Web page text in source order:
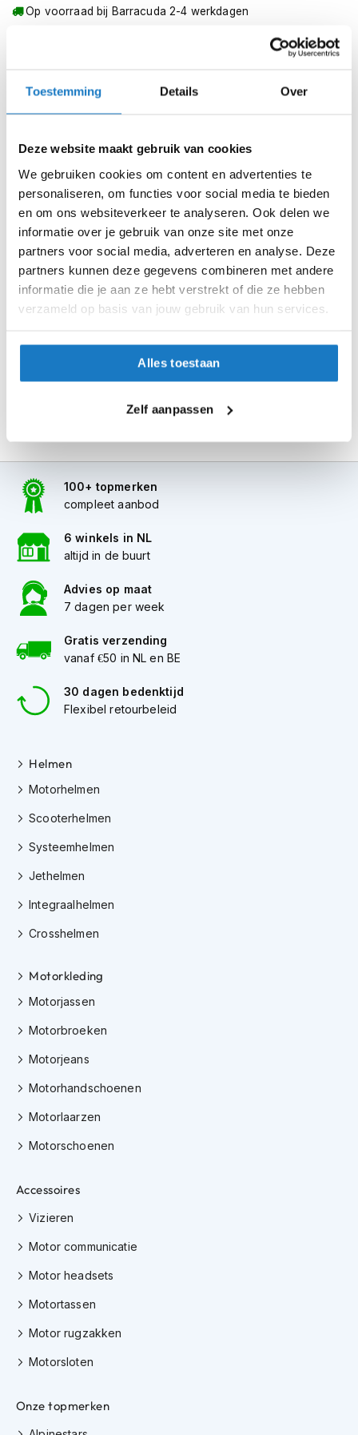
Toestemming Details Over
Deze website maakt gebruik van cookies
We gebruiken cookies om content en advertenties te
personaliseren, om functies voor social media te bieden
en om ons websiteverkeer te analyseren. Ook delen we
informatie over je gebruik van onze site met onze
partners voor social media, adverteren en analyse. Deze
partners kunnen deze gegevens combineren met andere
informatie die je aan ze hebt verstrekt of die ze hebben
verzameld op basis van jouw gebruik van hun services.
Alles toestaan
Zelf aanpassen
m
e
l
e
m
o
t
o
r
h
e
m
e
n
F
p
k
h
e
l
m
n
e
r
e
m
o
r
m
e
n
a
e
m
h
e
m
n
K
n
e
o
h
e
m
n
S
o
Op voorraad bij Barracuda 2-4 werkdagen
Levertijd onbekend, neem eventueel contact met ons op
Niet meer leverbaar
Zo werkt Reserveren & Passen
Controleer de winkelvoorraad in bovenstaande tabel.
Voeg het product toe aan je winkelwagen en klik op "Ik
ga bestellen".
Selecteer je winkel bij "Vrijblijvende winkelreservering"
en rond je bestelling af.
Seintje ontvangen via e-mail? Kom je artikelen passen in
de winkel.
Alles naar tevredenheid? Betaal in de winkel.
100+ topmerken
compleet aanbod
6 winkels in NL
altijd in de buurt
Advies op maat
7 dagen per week
Gratis verzending
vanaf €50 in NL en BE
30 dagen bedenktijd
Flexibel retourbeleid
Helmen
Motorhelmen
Scooterhelmen
Systeemhelmen
Jethelmen
Integraalhelmen
Crosshelmen
Motorkleding
Motorjassen
Motorbroeken
Motorjeans
Motorhandschoenen
Motorlaarzen
Motorschoenen
Accessoires
Vizieren
Motor communicatie
Motor headsets
Motortassen
Motor rugzakken
Motorsloten
Onze topmerken